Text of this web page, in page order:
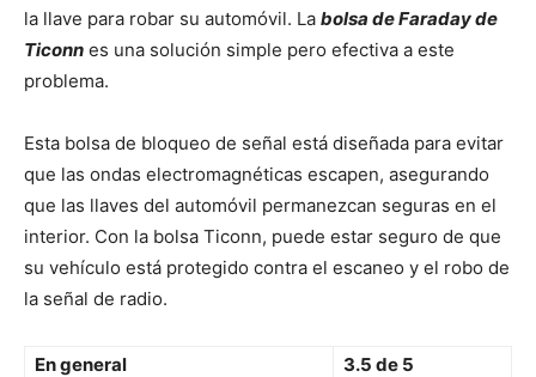
la llave para robar su automóvil. La bolsa de Faraday de
Ticonn es una solución simple pero efectiva a este
problema.
Esta bolsa de bloqueo de señal está diseñada para evitar
que las ondas electromagnéticas escapen, asegurando
que las llaves del automóvil permanezcan seguras en el
interior. Con la bolsa Ticonn, puede estar seguro de que
su vehículo está protegido contra el escaneo y el robo de
la señal de radio.
En general
3.5 de 5